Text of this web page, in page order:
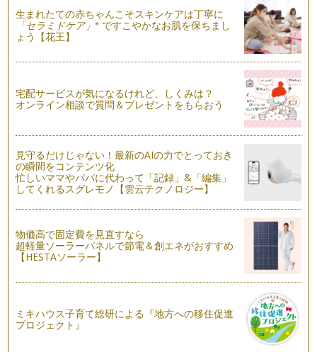
「食べることは、つながること。つなげること。」絵本から学
ぶ食べること。
9月に入り、日に日に夏から秋へと季節が移り変わってきまし
長いようで、あっという間の夏が過ぎて行きました。心身とも
に成長する時でもある夏休み。楽しく…
はじめての料理のお手伝いは、野菜をもみもみしよう！
がとうございます。 これま…
夏においしくて、大変身する野菜
花の形が違ったり、花の時は形が似て…
実になる前に、花が咲く。～夏野菜の花観察
夏野菜が眩しい太陽の日差しを浴び、ぐんぐん成長していま
野菜の部位によって、食べ方・調理法を変えてみよう
お子さんの離乳食は、どのように作って食べさせていました
か？初めての離乳食作りとなると、まず…
生まれたての赤ちゃんこそスキンケアは丁寧に
「セラミドケア」※ ですこやかなお肌を保ちまし
ょう【花王】
宅配サービスが気になるけれど、しくみは？
オンライン相談で質問＆プレゼントをもらおう
見守るだけじゃない！最新のAIの力でとっておき
の瞬間をコンテンツ化
忙しいママやパパに代わって「記録」&「編集」
してくれるスグレモノ【雲云テクノロジー】
物価高で固定費を見直すなら
超軽量ソーラーパネルで節電＆創エネがおすすめ
【HESTAソーラー】
ミキハウス子育て総研による『地方への移住促進
プロジェクト』